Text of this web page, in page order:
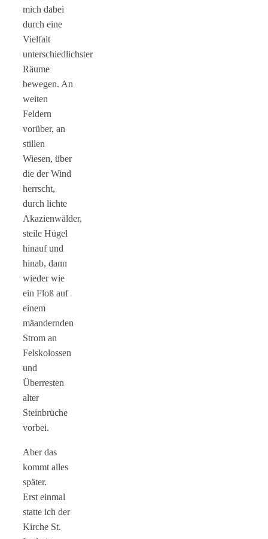
mich dabei
durch eine
Vielfalt
unterschiedlichster
Räume
bewegen. An
weiten
Feldern
vorüber, an
stillen
Wiesen, über
die der Wind
herrscht,
durch lichte
Akazienwälder,
steile Hügel
hinauf und
hinab, dann
wieder wie
ein Floß auf
einem
mäandernden
Strom an
Felskolossen
und
Überresten
alter
Steinbrüche
vorbei.
Aber das
kommt alles
später.
Erst einmal
statte ich der
Kirche St.